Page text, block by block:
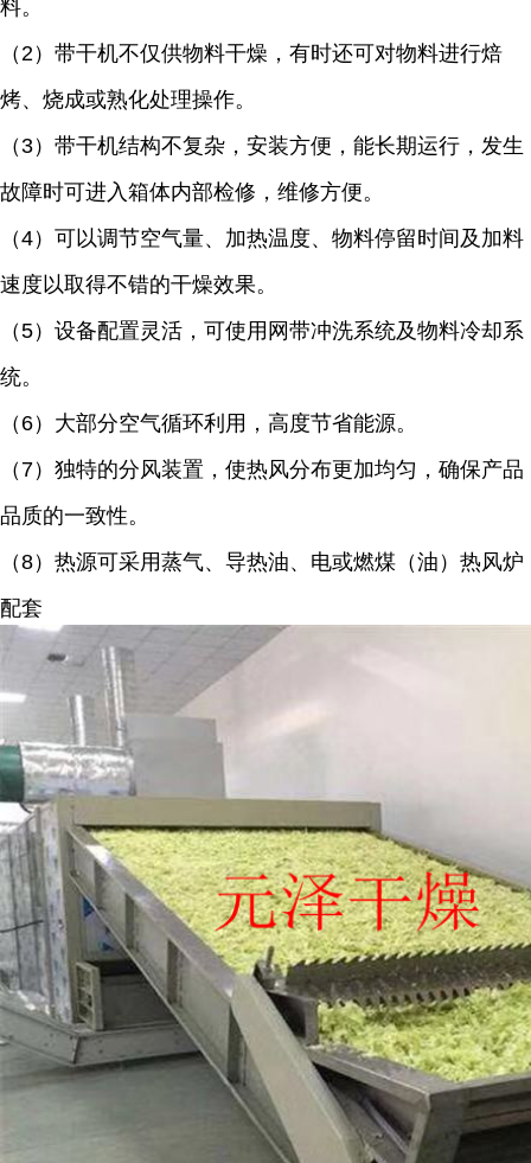
料。
（2）带干机不仅供物料干燥，有时还可对物料进行焙
烤、烧成或熟化处理操作。
（3）带干机结构不复杂，安装方便，能长期运行，发生
故障时可进入箱体内部检修，维修方便。
（4）可以调节空气量、加热温度、物料停留时间及加料
速度以取得不错的干燥效果。
（5）设备配置灵活，可使用网带冲洗系统及物料冷却系
统。
（6）大部分空气循环利用，高度节省能源。
（7）独特的分风装置，使热风分布更加均匀，确保产品
品质的一致性。
（8）热源可采用蒸气、导热油、电或燃煤（油）热风炉
配套